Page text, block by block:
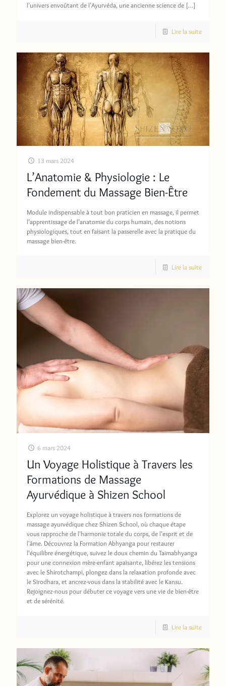
l’univers envoûtant de l’Ayurvéda, une ancienne science de […]
Lire la suite
13 mars 2024
L’Anatomie & Physiologie : Le
Fondement du Massage Bien-Être
Module indispensable à tout bon praticien en massage, il permet
l’apprentissage de l’anatomie du corps humain, des notions
physiologiques, tout en faisant la passerelle avec la pratique du
massage bien-être.
Lire la suite
6 mars 2024
Un Voyage Holistique à Travers les
Formations de Massage
Ayurvédique à Shizen School
Explorez un voyage holistique à travers nos formations de
massage ayurvédique chez Shizen School, où chaque étape
vous rapproche de l'harmonie totale du corps, de l'esprit et de
l'âme. Découvrez la Formation Abhyanga pour restaurer
l'équilibre énergétique, suivez le doux chemin du Taimabhyanga
pour une connexion mère-enfant apaisante, libérez les tensions
avec le Shirotchampi, plongez dans la relaxation profonde avec
le Sirodhara, et ancrez-vous dans la stabilité avec le Kansu.
Rejoignez-nous pour débuter ce voyage vers une vie de bien-être
et de sérénité.
Lire la suite